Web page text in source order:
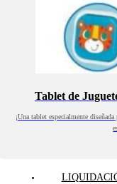
Tablet de
¡Una tablet especialmente